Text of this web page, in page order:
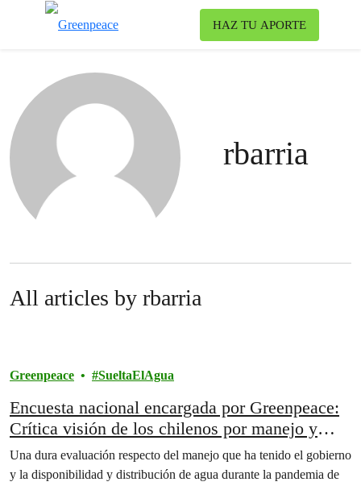
HAZ TU APORTE
rbarria
All articles by rbarria
Greenpeace SueltaElAgua
Encuesta nacional encargada por Greenpeace:
Crítica visión de los chilenos por manejo y
disponibilidad de agua durante la pandemia.
Una dura evaluación respecto del manejo que ha tenido el gobierno
y la disponibilidad y distribución de agua durante la pandemia de